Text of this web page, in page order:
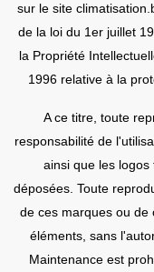
sur le site
de la loi du 1er juillet
la Propriété
1996 relative à la
A ce titre, toute
responsabilité de
ainsi que les
déposées. Toute
de ces marques ou de
éléments, sans
Maintenance est